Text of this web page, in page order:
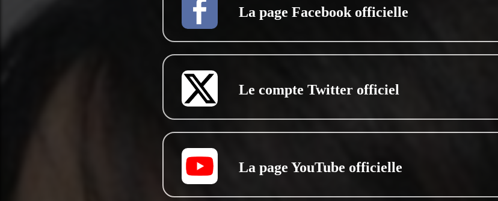
La page Facebook officielle
Le compte Twitter officiel
La page YouTube officielle